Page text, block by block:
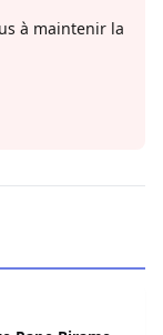
à maintenir la